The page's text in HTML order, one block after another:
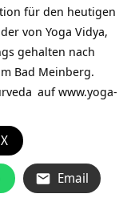
für den heutigen
von Yoga Vidya,
gehalten nach
Bad Meinberg.
aufwww.yoga-
Email